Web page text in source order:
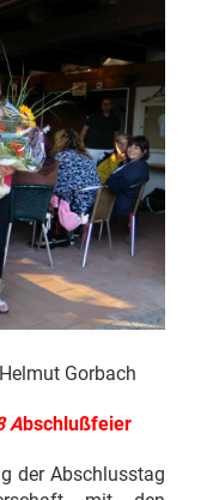
Gorbach
Abschlußfeier
der Abschlusstag